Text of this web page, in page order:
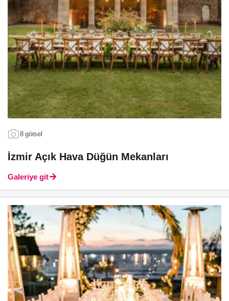
8 görsel
İzmir Açık Hava Düğün Mekanları
Galeriye git